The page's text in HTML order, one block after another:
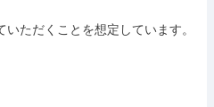
ただくことを想定しています。